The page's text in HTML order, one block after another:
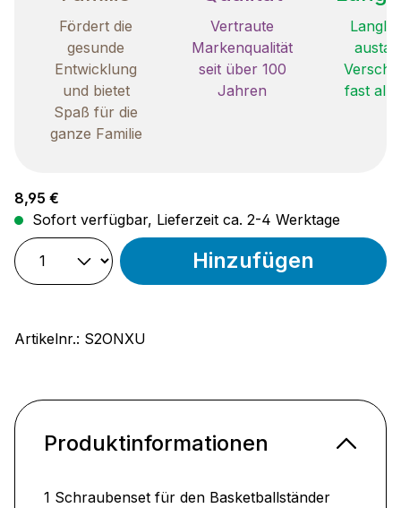
Fördert die
gesunde
Entwicklung
und bietet
Spaß für die
ganze Familie
Vertraute
Markenqualität
seit über 100
Jahren
fast
Regulärer Preis:
8,95 €
Sofort verfügbar, Lieferzeit ca. 2-4 Werktage
Hinzufügen
Artikelnr.: S2ONXU
Produktinformationen
1 Schraubenset für den Basketballständer